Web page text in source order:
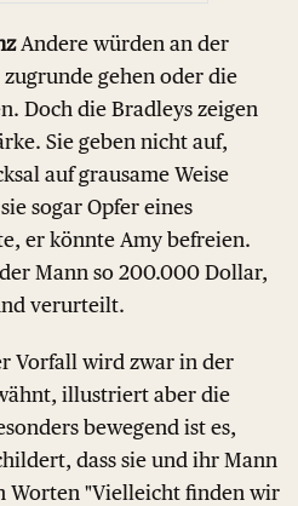
Andere würden an der
gehen oder die
Doch die Bradleys zeigen
Sie geben nicht auf,
auf grausame Weise
sogar Opfer eines
er könnte Amy befreien.
Mann so 200.000 Dollar,
verurteilt.
Vorfall wird zwar in der
illustriert aber die
bewegend ist es,
dass sie und ihr Mann
Worten "Vielleicht finden wir